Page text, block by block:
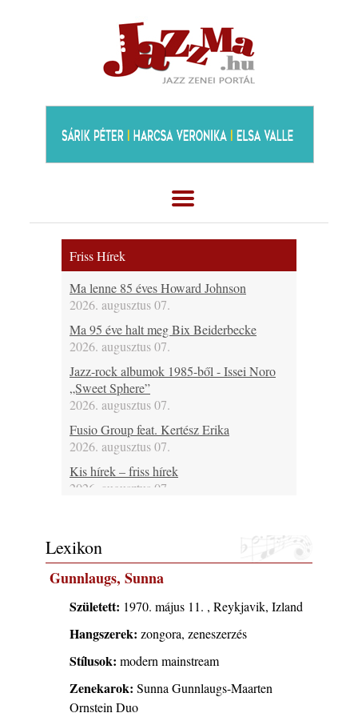
Friss Hírek
Ma lenne 85 éves Howard Johnson
2026. augusztus 07.
Ma 95 éve halt meg Bix Beiderbecke
2026. augusztus 07.
Jazz-rock albumok 1985-ből - Issei Noro
„Sweet Sphere”
2026. augusztus 07.
Fusio Group feat. Kertész Erika
2026. augusztus 07.
Kis hírek – friss hírek
2026. augusztus 07.
A www.jazzma.hu-n eddig megjelent írások
összegzése – 2026 augusztus
2026. augusztus 06.
Főszerkesztői jegyzet – 2026 augusztus
2026. augusztus 06.
Jazz-rock albumok 1984-ből - John Scofield
„Electric Outlet”
2026. augusztus 06.
X. BOHÉM JAZZFŐVÁROS fesztivál,
Lexikon
Gunnlaugs, Sunna
Született: 1970. május 11. , Reykjavik, Izland
Hangszerek: zongora, zeneszerzés
Stílusok: modern mainstream
Zenekarok: Sunna Gunnlaugs-Maarten
Ornstein Duo